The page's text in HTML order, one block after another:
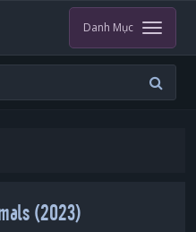
Danh Mục
(2023)